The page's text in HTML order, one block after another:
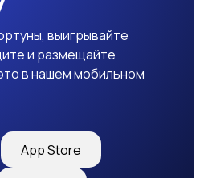
выигрывайте
и размещайте
в нашем мобильном
App Store